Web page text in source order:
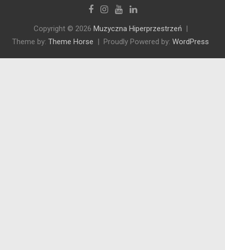
Copyright © 2026 Muzyczna Hiperprzestrzeń
Theme by: Theme Horse Proudly Powered by: WordPress